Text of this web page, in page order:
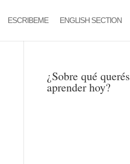
ESCRIBEME ENGLISH SECTION
¿Sobre qué querés
aprender hoy?